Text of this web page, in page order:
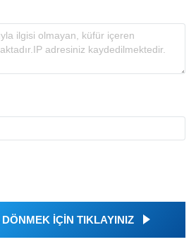
İÇİN TIKLAYINIZ